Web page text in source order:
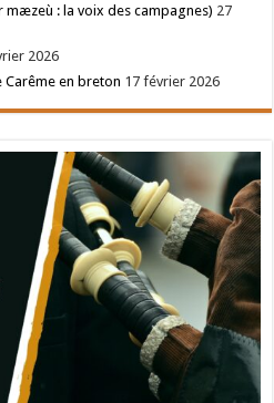
mæzeù : la voix des campagnes) 27
2026
Carême en breton 17 février 2026